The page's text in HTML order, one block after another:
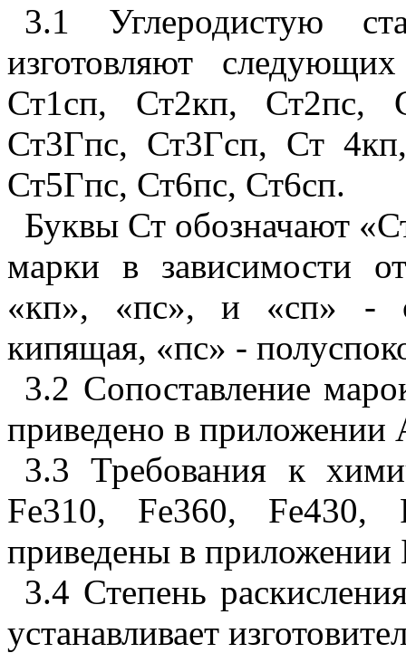
3.1 Углеродистую
изготовляют
Ст1сп, Ст2кп, Ст2пс,
Ст3Гпс, Ст3Гсп, Ст
Ст5Гпс, Ст6пс, Ст6сп.
Буквы Ст обозначают
марки в зависимости
«кп», «пс», и «сп» -
кипящая, «пс» -
3.2 Сопоставление
приведено в приложении
3.3 Требования к
Fe310, Fe360, Fe430,
приведены в приложении
3.4 Степень
устанавливает